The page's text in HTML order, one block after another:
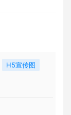
H5宣传图